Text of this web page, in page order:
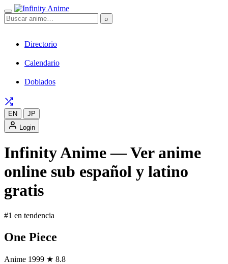
⌕
Directorio
Calendario
Doblados
EN
JP
Login
Infinity Anime — Ver anime
online sub español y latino
gratis
#1 en tendencia
One Piece
Anime 1999 ★ 8.8